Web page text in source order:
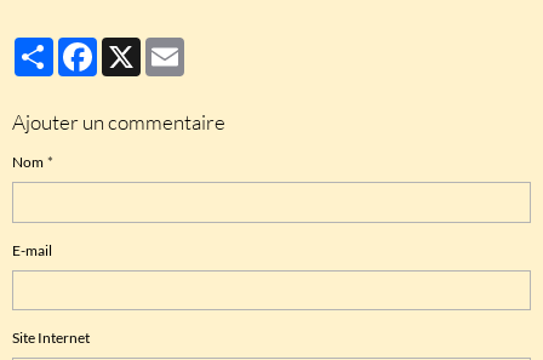
PartagerFacebook
X
Ajouter un commentaire
Nom
E-mail
Site Internet